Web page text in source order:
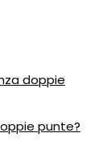
doppie
punte?